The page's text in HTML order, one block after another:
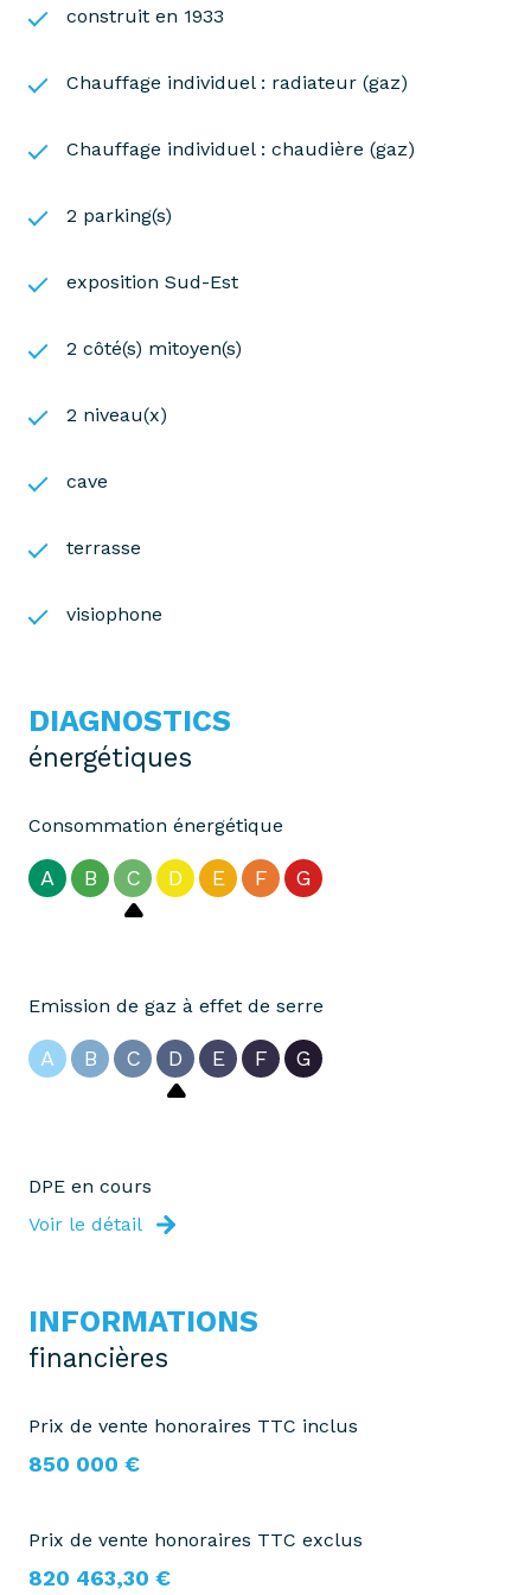
apaisante; et enfin un espace à l'anglaise convivial
aménagé en cuisine d'été ou en chambre d'amis.
complète, et l'attention portée aux détails en font
côté de cette opportunité ! Contactez Christelle
ou organiser une visite. Proximité immédiate des
ST Cyr l'Ecole (RER C))
est exposé sont disponibles sur le site
construit en 1933
Chauffage individuel : radiateur (gaz)
Chauffage individuel : chaudière (gaz)
2 parking(s)
exposition Sud-Est
2 côté(s) mitoyen(s)
2 niveau(x)
cave
terrasse
visiophone
DIAGNOSTICS
énergétiques
Consommation énergétique
A B C D E F G
Emission de gaz à effet de serre
A B C D E F G
DPE en cours
Voir le détail
INFORMATIONS
financières
Prix de vente honoraires TTC inclus
850 000 €
Prix de vente honoraires TTC exclus
820 463,30 €